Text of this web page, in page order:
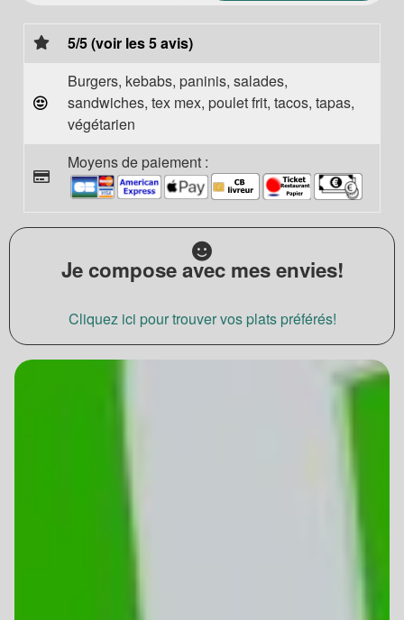
5/5 (voir les 5 avis)
Burgers, kebabs, paninis, salades,
sandwiches, tex mex, poulet frit, tacos, tapas,
végétarien
Moyens de paiement :
Je compose avec mes envies!
Cliquez ici pour trouver vos plats préférés!